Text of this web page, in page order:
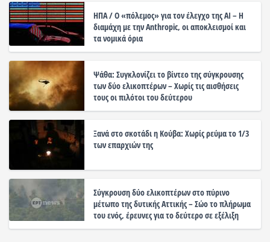
ΗΠΑ / Ο «πόλεμος» για τον έλεγχο της ΑΙ – Η
διαμάχη με την Anthropic, οι αποκλεισμοί και
τα νομικά όρια
Ψάθα: Συγκλονίζει το βίντεο της σύγκρουσης
των δύο ελικοπτέρων – Χωρίς τις αισθήσεις
τους οι πιλότοι του δεύτερου
Ξανά στο σκοτάδι η Κούβα: Χωρίς ρεύμα το 1/3
των επαρχιών της
Σύγκρουση δύο ελικοπτέρων στο πύρινο
μέτωπο της δυτικής Αττικής – Σώο το πλήρωμα
του ενός, έρευνες για το δεύτερο σε εξέλιξη